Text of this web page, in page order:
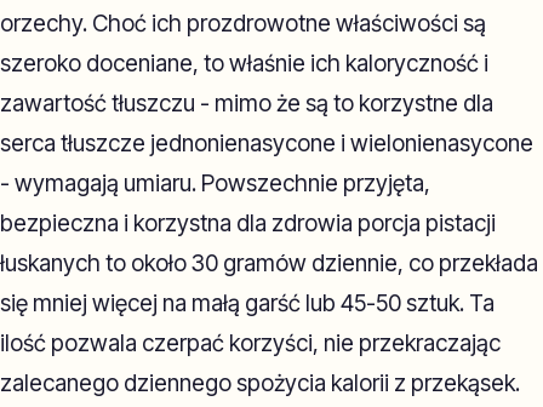
orzechy. Choć ich prozdrowotne właściwości są
szeroko doceniane, to właśnie ich kaloryczność i
zawartość tłuszczu - mimo że są to korzystne dla
serca tłuszcze jednonienasycone i wielonienasycone
- wymagają umiaru. Powszechnie przyjęta,
bezpieczna i korzystna dla zdrowia porcja pistacji
łuskanych to około 30 gramów dziennie, co przekłada
się mniej więcej na małą garść lub 45-50 sztuk. Ta
ilość pozwala czerpać korzyści, nie przekraczając
zalecanego dziennego spożycia kalorii z przekąsek.